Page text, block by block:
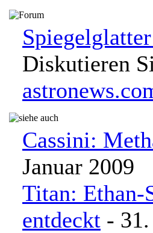
Diskutieren
Cassini:
Januar 2009
Titan: Ethan-
entdeckt -